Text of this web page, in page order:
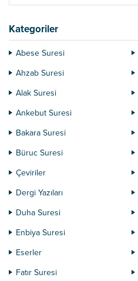
Kategoriler
Abese Suresi
Ahzab Suresi
Alak Suresi
Ankebut Suresi
Bakara Suresi
Büruc Suresi
Çeviriler
Dergi Yazıları
Duha Suresi
Enbiya Suresi
Eserler
Fatır Suresi